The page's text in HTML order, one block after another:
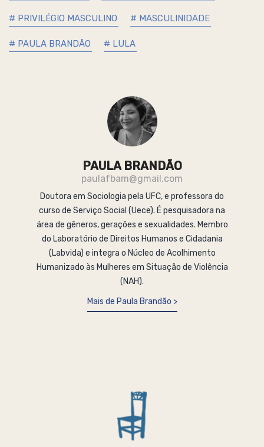
# PRIVILÉGIO MASCULINO # MASCULINIDADE
# PAULA BRANDÃO # LULA
PAULA BRANDÃO
paulafbam@gmail.com
Doutora em Sociologia pela UFC, e professora do
curso de Serviço Social (Uece). É pesquisadora na
área de gêneros, gerações e sexualidades. Membro
do Laboratório de Direitos Humanos e Cidadania
(Labvida) e integra o Núcleo de Acolhimento
Humanizado às Mulheres em Situação de Violência
(NAH).
Mais de Paula Brandão